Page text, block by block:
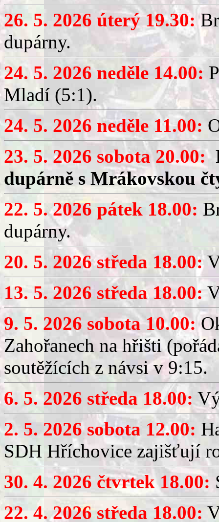
26. 5. 2026 úterý 19.30:
dupárny.
24. 5. 2026 neděle 14.00:
Mladí (5:1).
24. 5. 2026 neděle 11.00:
23. 5. 2026 sobota 20.00:
dupárně s Mrákovskou
22. 5. 2026 pátek 18.00:
dupárny.
20. 5. 2026 středa 18.00:
13. 5. 2026 středa 18.00:
9. 5. 2026 sobota 10.00:
Zahořanech na hřišti
soutěžících z návsi v 9:15.
6. 5. 2026 středa 18.00:
2. 5. 2026 sobota 12.00:
SDH Hříchovice zajišťují
30. 4. 2026 čtvrtek 18.00:
22. 4. 2026 středa 18.00: